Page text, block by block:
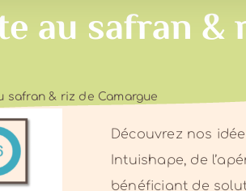
au safran &
safran & riz de Camargue
Découvrez nos
Intuishape, de
bénéficiant de